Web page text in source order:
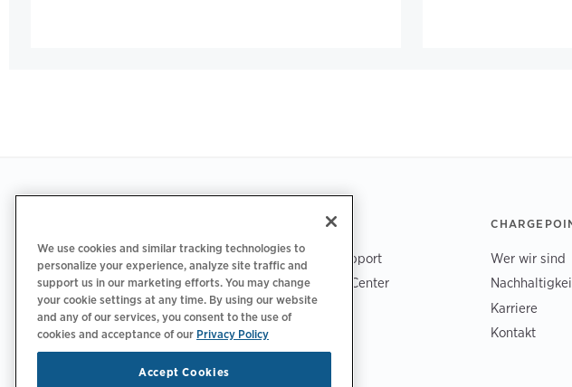
ChargePoint-Support
Fahrer-Support Center
Trust Center
Wer wir sind
Karriere
Kontakt
We use cookies and similar tracking technologies to
personalize your experience, analyze site traffic and
support us in our marketing efforts. You may change
your cookie settings at any time. By using our website
and any of our services, you consent to the use of
cookies and acceptance of our Privacy Policy
Accept Cookies